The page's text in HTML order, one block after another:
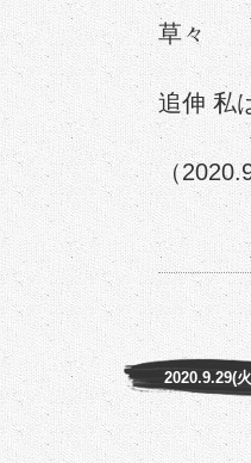
草々
追伸 私
（
2020.9.29(